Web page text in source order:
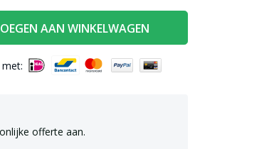
AAN WINKELWAGEN
offerte aan.